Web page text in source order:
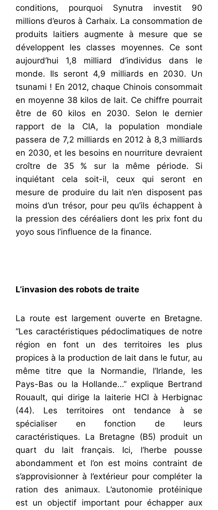
conditions, pourquoi Synutra investit 90
millions d’euros à Carhaix. La consommation de
produits laitiers augmente à mesure que se
développent les classes moyennes. Ce sont
aujourd’hui 1,8 milliard d’individus dans le
monde. Ils seront 4,9 milliards en 2030. Un
tsunami ! En 2012, chaque Chinois consommait
en moyenne 38 kilos de lait. Ce chiffre pourrait
être de 60 kilos en 2030. Selon le dernier
rapport de la CIA, la population mondiale
passera de 7,2 milliards en 2012 à 8,3 milliards
en 2030, et les besoins en nourriture devraient
croître de 35 % sur la même période. Si
inquiétant cela soit-il, ceux qui seront en
mesure de produire du lait n’en disposent pas
moins d’un trésor, pour peu qu’ils échappent à
la pression des céréaliers dont les prix font du
yoyo sous l’influence de la finance.
L’invasion des robots de traite
La route est largement ouverte en Bretagne.
“Les caractéristiques pédoclimatiques de notre
région en font un des territoires les plus
propices à la production de lait dans le futur, au
même titre que la Normandie, l’Irlande, les
Pays-Bas ou la Hollande…” explique Bertrand
Rouault, qui dirige la laiterie HCI à Herbignac
(44). Les territoires ont tendance à se
spécialiser en fonction de leurs
caractéristiques. La Bretagne (B5) produit un
quart du lait français. Ici, l’herbe pousse
abondamment et l’on est moins contraint de
s’approvisionner à l’extérieur pour compléter la
ration des animaux. L’autonomie protéinique
est un objectif important pour échapper aux